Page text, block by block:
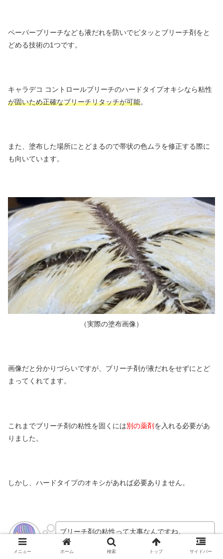
ペーパーブリーチなども液だれを防いでピタッとブリーチ剤をと
どめる技術の1つです。
キャラデコ コントロールブリーチのハードタイプオキシなら粘性
が固いため正確なブリーチリタッチが可能。
また、塗布した場所にとどまるので帯状の色ムラを修正する際に
も向いています。
（実際の塗布画像）
画像だと分かりづらいですが、ブリーチ剤が液だれをせずにとど
まってくれてます。
これまでブリーチ剤の粘性を固くには別の薬剤 を入れる必要があ
りました。
しかし、ハードタイプのオキシがあれば必要ありません。
ブリーチ剤の粘性って大事なんですね。
もし、
粘性が固すぎる場合
はどうしたらいいで
メニュー ホーム 検索 トップ サイドバー